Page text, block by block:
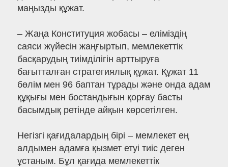
маңызды құжат.
– Жаңа Конституция жобасы – еліміздің
саяси жүйесін жаңғыртып, мемлекеттік
басқарудың тиімділігін арттыруға
бағытталған стратегиялық құжат. Құжат 11
бөлім мен 96 баптан тұрады және онда адам
құқығы мен бостандығын қорғау басты
басымдық ретінде айқын көрсетілген.
Негізгі қағидалардың бірі – мемлекет ең
алдымен адамға қызмет етуі тиіс деген
ұстаным. Бұл қағида мемлекеттік